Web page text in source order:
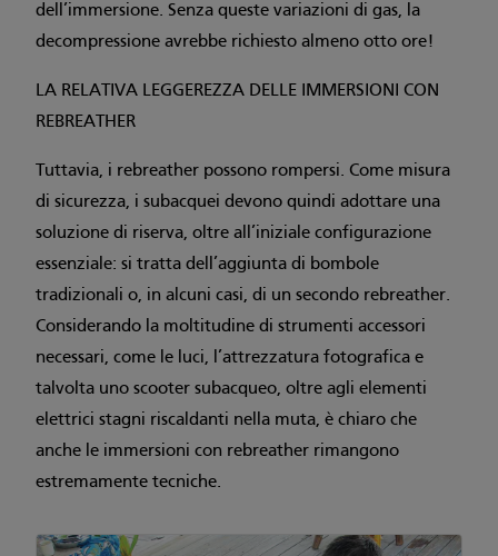
dell’immersione. Senza queste variazioni di gas, la
decompressione avrebbe richiesto almeno otto ore!
LA RELATIVA LEGGEREZZA DELLE IMMERSIONI CON
REBREATHER
Tuttavia, i rebreather possono rompersi. Come misura
di sicurezza, i subacquei devono quindi adottare una
soluzione di riserva, oltre all’iniziale configurazione
essenziale: si tratta dell’aggiunta di bombole
tradizionali o, in alcuni casi, di un secondo rebreather.
Considerando la moltitudine di strumenti accessori
necessari, come le luci, l’attrezzatura fotografica e
talvolta uno scooter subacqueo, oltre agli elementi
elettrici stagni riscaldanti nella muta, è chiaro che
anche le immersioni con rebreather rimangono
estremamente tecniche.